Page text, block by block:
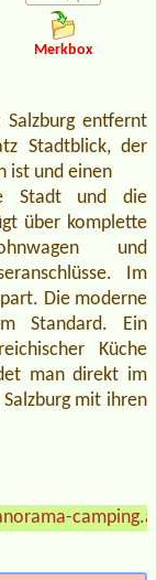
Merkbox
entfernt
Stadtblick, der
ist und einen
Stadt und die
über komplette
und
Im
Die moderne
Standard. Ein
Küche
man direkt im
mit ihren